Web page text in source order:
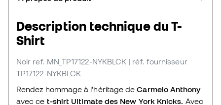
Description technique du T-
Shirt
Noir ref. MN_TP17122-NYKBLCK | réf. fournisseur
TP17122-NYKBLCK
Rendez hommage à l'héritage deCarmelo Anthony
avec ce t-shirt Ultimate des New York Knicks. Avec